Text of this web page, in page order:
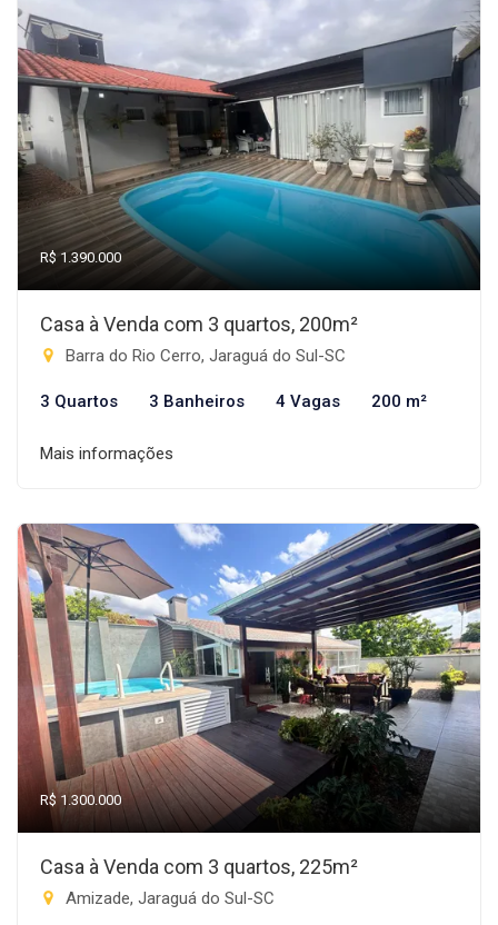
R$ 1.390.000
Casa à Venda com 3 quartos, 200m²
Barra do Rio Cerro, Jaraguá do Sul-SC
3 Quartos 3 Banheiros 4 Vagas 200 m²
Mais informações
R$ 1.300.000
Casa à Venda com 3 quartos, 225m²
Amizade, Jaraguá do Sul-SC